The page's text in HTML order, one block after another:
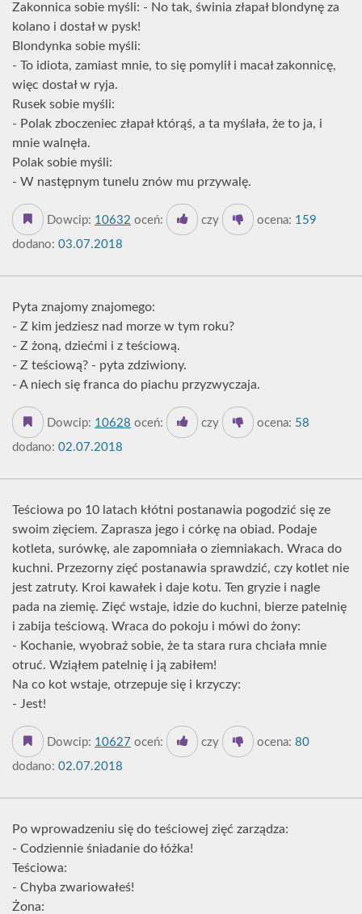
Zakonnica sobie myśli: - No tak, świnia złapał blondynę za
kolano i dostał w pysk!
Blondynka sobie myśli:
- To idiota, zamiast mnie, to się pomylił i macał zakonnicę,
więc dostał w ryja.
Rusek sobie myśli:
- Polak zboczeniec złapał którąś, a ta myślała, że to ja, i
mnie walnęła.
Polak sobie myśli:
- W następnym tunelu znów mu przywalę.
Dowcip: 10632 oceń: czy ocena: 159
dodano: 03.07.2018
Pyta znajomy znajomego:
- Z kim jedziesz nad morze w tym roku?
- Z żoną, dziećmi i z teściową.
- Z teściową? - pyta zdziwiony.
- A niech się franca do piachu przyzwyczaja.
Dowcip: 10628 oceń: czy ocena: 58
dodano: 02.07.2018
Teściowa po 10 latach kłótni postanawia pogodzić się ze
swoim zięciem. Zaprasza jego i córkę na obiad. Podaje
kotleta, surówkę, ale zapomniała o ziemniakach. Wraca do
kuchni. Przezorny zięć postanawia sprawdzić, czy kotlet nie
jest zatruty. Kroi kawałek i daje kotu. Ten gryzie i nagle
pada na ziemię. Zięć wstaje, idzie do kuchni, bierze patelnię
i zabija teściową. Wraca do pokoju i mówi do żony:
- Kochanie, wyobraź sobie, że ta stara rura chciała mnie
otruć. Wziąłem patelnię i ją zabiłem!
Na co kot wstaje, otrzepuje się i krzyczy:
- Jest!
Dowcip: 10627 oceń: czy ocena: 80
dodano: 02.07.2018
Po wprowadzeniu się do teściowej zięć zarządza:
- Codziennie śniadanie do łóżka!
Teściowa:
- Chyba zwariowałeś!
Żona: